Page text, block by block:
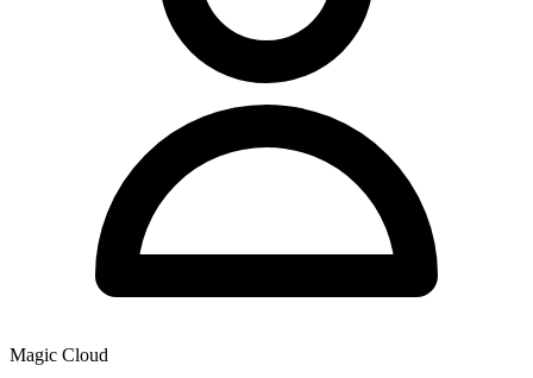
Magic Cloud